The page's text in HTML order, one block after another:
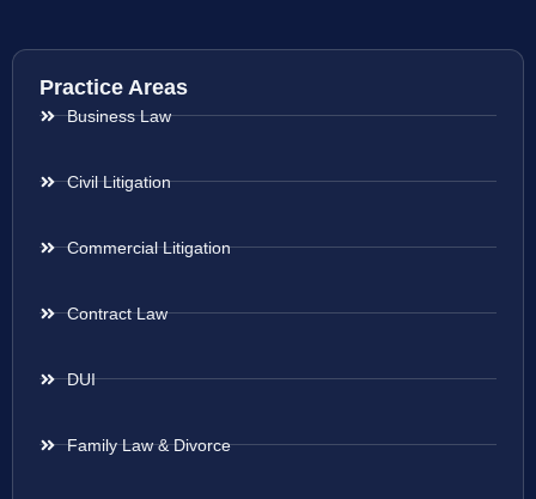
Practice Areas
Business Law
Civil Litigation
Commercial Litigation
Contract Law
DUI
Family Law & Divorce